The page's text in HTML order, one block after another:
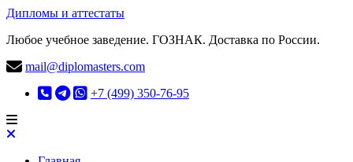
Дипломы и аттестаты
Любое учебное заведение. ГОЗНАК. Доставка по России.
mail@diplomasters.com
+7 (499) 350-76-95